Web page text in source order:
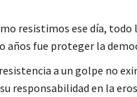
resistimos ese día, todo
años fue proteger la
a un golpe no
responsabilidad en la